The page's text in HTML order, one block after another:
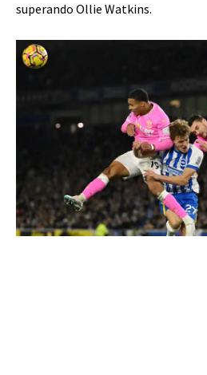
superando Ollie Watkins.